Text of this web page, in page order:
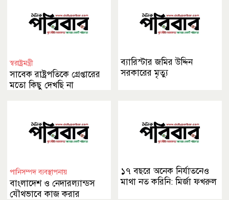
স্বরাষ্ট্রমন্ত্রী
সাবেক রাষ্ট্রপতিকে গ্রেপ্তারের
মতো কিছু দেখছি না
ব্যারিস্টার জমির উদ্দিন
সরকারের মৃত্যু
পানিসম্পদ ব্যবস্থাপনায়
বাংলাদেশ ও নেদারল্যান্ডস
যৌথভাবে কাজ করার
১৭ বছরে অনেক নির্যাতনেও
মাথা নত করিনি: মির্জা ফখরুল